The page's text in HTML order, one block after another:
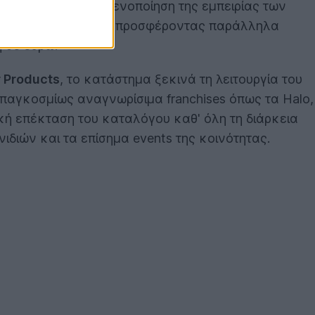
στοχεύει στην ενοποίηση της εμπειρίας των
της πλατφόρμας, προσφέροντας παράλληλα
σε ευρώ.
Products, το κατάστημα ξεκινά τη λειτουργία του
αναγνωρίσιμα franchises όπως τα Halo,
επέκταση του καταλόγου καθ' όλη τη διάρκεια
και τα επίσημα events της κοινότητας.